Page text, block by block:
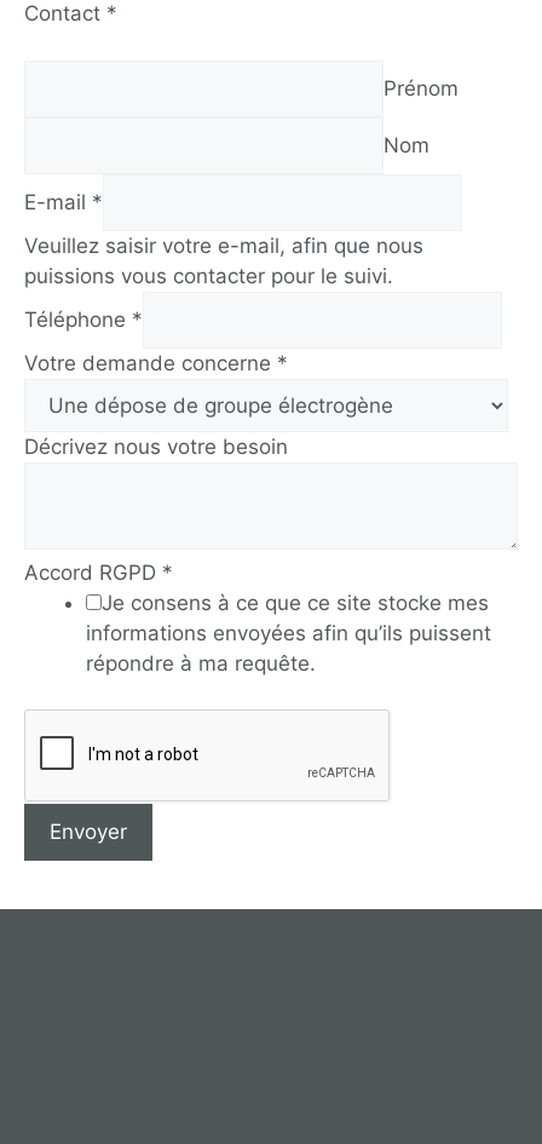
Contact *
Prénom
Nom
E-mail *
Veuillez saisir votre e-mail, afin que nous
puissions vous contacter pour le suivi.
Téléphone *
Votre demande concerne *
Décrivez nous votre besoin
Accord RGPD *
Je consens à ce que ce site stocke mes
informations envoyées afin qu’ils puissent
répondre à ma requête.
Envoyer